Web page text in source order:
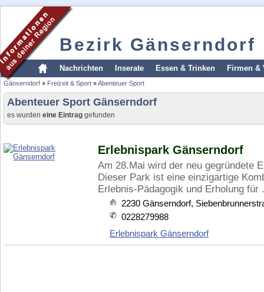
Bezirk Gänserndorf
Nachrichten Inserate Essen & Trinken Firmen &
Gänserndorf » Freizeit & Sport »Abenteuer Sport
Abenteuer Sport Gänserndorf
es wurden eine Eintrag gefunden
Erlebnispark Gänserndorf
Am 28.Mai wird der neu gegründete
Dieser Park ist eine einzigartige
Erlebnis-Pädagogik und Erholung für
2230 Gänserndorf,
0228279988
Erlebnispark Gänserndorf